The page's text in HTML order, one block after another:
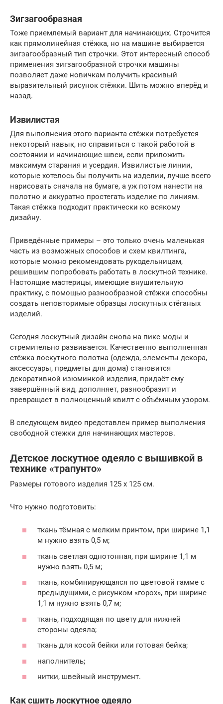
Зигзагообразная
Тоже приемлемый вариант для начинающих. Строчится
как прямолинейная стёжка, но на машине выбирается
зигзагообразный тип строчки. Этот интересный способ
применения зигзагообразной строчки машины
позволяет даже новичкам получить красивый
выразительный рисунок стёжки. Шить можно вперёд и
назад.
Извилистая
Для выполнения этого варианта стёжки потребуется
некоторый навык, но справиться с такой работой в
состоянии и начинающие швеи, если приложить
максимум старания и усердия. Извилистые линии,
которые хотелось бы получить на изделии, лучше всего
нарисовать сначала на бумаге, а уж потом нанести на
полотно и аккуратно простегать изделие по линиям.
Такая стёжка подходит практически ко всякому
дизайну.
Приведённые примеры – это только очень маленькая
часть из возможных способов и схем квилтинга,
которые можно рекомендовать рукодельницам,
решившим попробовать работать в лоскутной технике.
Настоящие мастерицы, имеющие внушительную
практику, с помощью разнообразной стёжки способны
создать неповторимые образцы лоскутных стёганых
изделий.
Сегодня лоскутный дизайн снова на пике моды и
стремительно развивается. Качественно выполненная
стёжка лоскутного полотна (одежда, элементы декора,
аксессуары, предметы для дома) становится
декоративной изюминкой изделия, придаёт ему
завершённый вид, дополняет, разнообразит и
превращает в полноценный квилт с объёмным узором.
В следующем видео представлен пример выполнения
свободной стежки для начинающих мастеров.
Детское лоскутное одеяло с вышивкой в
технике «трапунто»
Размеры готового изделия 125 х 125 см.
Что нужно подготовить:
ткань тёмная с мелким принтом, при ширине 1,1
м нужно взять 0,5 м;
ткань светлая однотонная, при ширине 1,1 м
нужно взять 0,5 м;
ткань, комбинирующаяся по цветовой гамме с
предыдущими, с рисунком «горох», при ширине
1,1 м нужно взять 0,7 м;
ткань, подходящая по цвету для нижней
стороны одеяла;
ткань для косой бейки или готовая бейка;
наполнитель;
нитки, швейный инструмент.
Как сшить лоскутное одеяло